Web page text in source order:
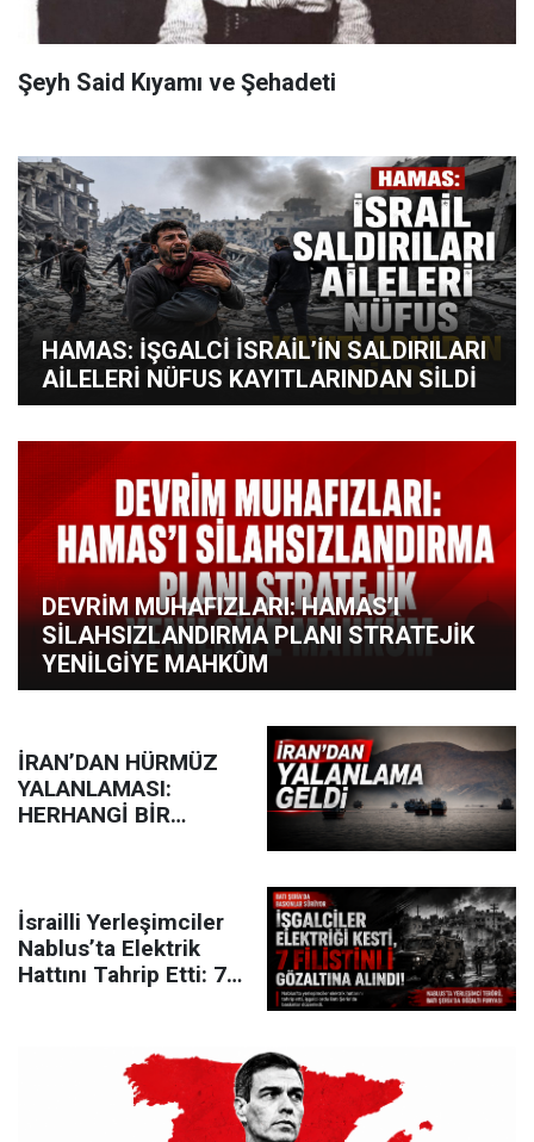
Şeyh Said Kıyamı ve Şehadeti
HAMAS: İŞGALCİ İSRAİL’İN SALDIRILARI
AİLELERİ NÜFUS KAYITLARINDAN SİLDİ
DEVRİM MUHAFIZLARI: HAMAS’I
SİLAHSIZLANDIRMA PLANI STRATEJİK
YENİLGİYE MAHKÛM
İRAN’DAN HÜRMÜZ
YALANLAMASI:
HERHANGİ BİR
İsrailli Yerleşimciler
Nablus’ta Elektrik
Hattını Tahrip Etti: 7